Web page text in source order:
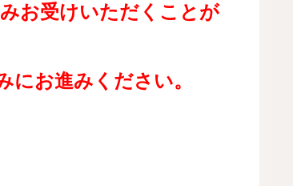
お受けいただくことが
にお進みください。